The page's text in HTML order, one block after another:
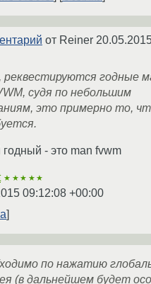
от Reiner
реквестируются годные
судя по небольшим
это примерно то,
- это man fvwm
★★★★★
09:12:08 +00:00
по нажатию
(в дальнейшем будет